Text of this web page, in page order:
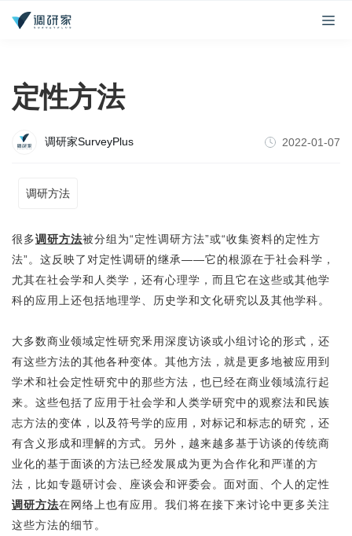
定性方法
调研家SurveyPlus 2022-01-07
调研方法
很多调研方法被分组为“定性调研方法”或“收集资料的定性方
法”。这反映了对定性调研的继承——它的根源在于社会科学，
尤其在社会学和人类学，还有心理学，而且它在这些或其他学
科的应用上还包括地理学、历史学和文化研究以及其他学科。
大多数商业领域定性研究釆用深度访谈或小组讨论的形式，还
有这些方法的其他各种变体。其他方法，就是更多地被应用到
学术和社会定性研究中的那些方法，也已经在商业领域流行起
来。这些包括了应用于社会学和人类学研究中的观察法和民族
志方法的变体，以及符号学的应用，对标记和标志的研究，还
有含义形成和理解的方式。另外，越来越多基于访谈的传统商
业化的基于面谈的方法已经发展成为更为合作化和严谨的方
法，比如专题研讨会、座谈会和评委会。面对面、个人的定性
调研方法在网络上也有应用。我们将在接下来讨论中更多关注
这些方法的细节。